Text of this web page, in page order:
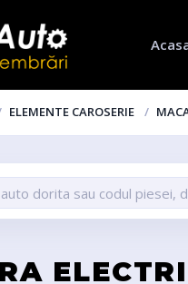
ELEMENTE CAROSERIE